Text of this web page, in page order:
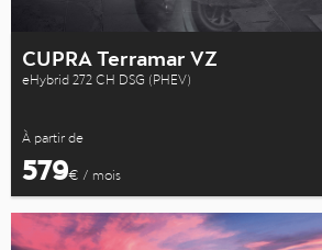
CUPRA Terramar VZ
eHybrid 272 CH DSG (PHEV)
À partir de
579€ / mois